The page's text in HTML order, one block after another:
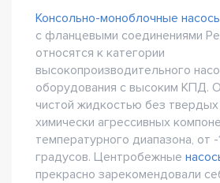
Консольно-моноблочные
с фланцевыми соединениями
относятся к категории
высокопроизводительного
оборудования с высоким КПД.
чистой жидкостью без
химически агрессивных
температурного диапазона, от
градусов. Центробежные
прекрасно зарекомендовали